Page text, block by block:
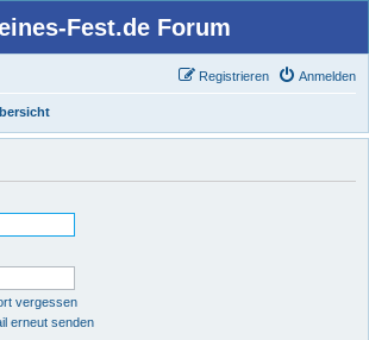
Fest.de Forum
Anmelden
Registrieren
vergessen
erneut senden